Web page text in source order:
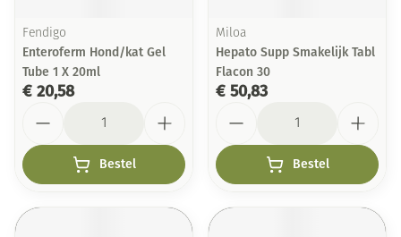
Fendigo
Enteroferm Hond/kat Gel
Tube 1 X 20ml
€ 20,58
Bestel
Miloa
Hepato Supp Smakelijk Tabl
Flacon 30
€ 50,83
Bestel